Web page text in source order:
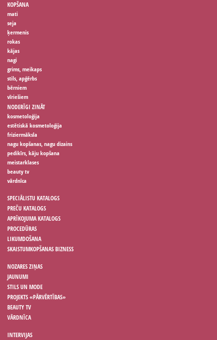
KOPŠANA
mati
seja
ķermenis
rokas
kājas
nagi
grims, meikaps
stils, apģērbs
bērniem
vīriešiem
NODERĪGI ZINĀT
kosmetoloģija
estētiskā kosmetoloģija
friziermāksla
nagu kopšanas, nagu dizains
pedikīrs, kāju kopšana
meistarklases
beauty tv
vārdnīca
SPECIĀLISTU KATALOGS
PREČU KATALOGS
APRĪKOJUMA KATALOGS
PROCEDŪRAS
LIKUMDOŠANA
SKAISTUMKOPŠANAS BIZNESS
NOZARES ZIŅAS
JAUNUMI
STILS UN MODE
PROJEKTS «PĀRVĒRTĪBAS»
BEAUTY TV
VĀRDNĪCA
INTERVIJAS